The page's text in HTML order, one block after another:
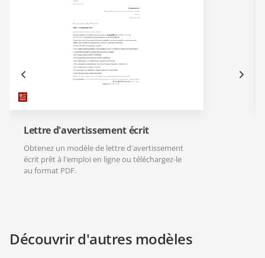
Lettre d'avertissement écrit
Obtenez un modèle de lettre d'avertissement
écrit prêt à l'emploi en ligne ou téléchargez-le
au format PDF.
Découvrir d'autres modèles